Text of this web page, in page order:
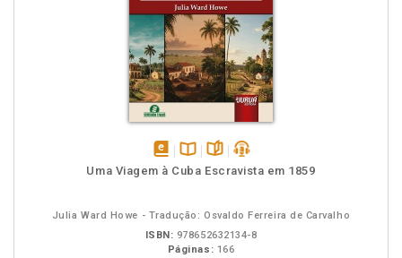
disponívelDisponível
páginaspodcast
Uma Viagem à Cuba Escravista em 1859
Julia Ward Howe - Tradução: Osvaldo Ferreira de Carvalho
ISBN: 978652632134-8
Páginas: 166